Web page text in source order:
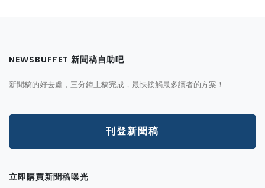
NEWSBUFFET 新聞稿自助吧
新聞稿的好去處，三分鐘上稿完成，最快接觸最多讀者的方案！
刊登新聞稿
立即購買新聞稿曝光